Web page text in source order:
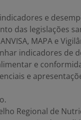
e
das legislações
MAPA e
indicadores de
e
e
Regional de